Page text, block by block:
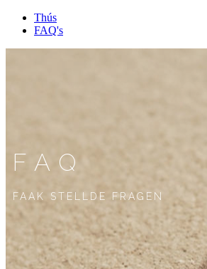
Thús
FAQ's
FAQ
FAAK STELLDE FRAGEN